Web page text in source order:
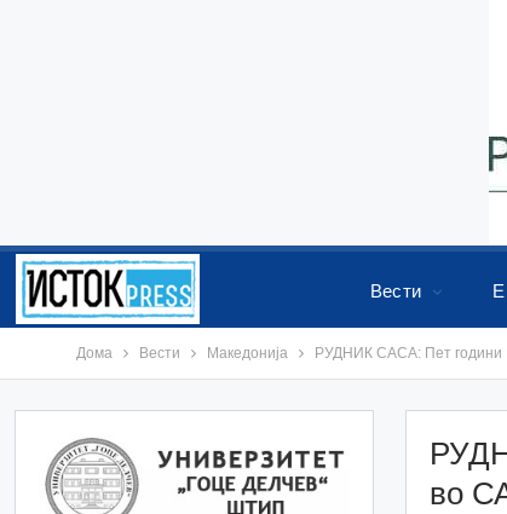
Вести
Дома Вести Македонија РУДНИК САСА: Пет години
во